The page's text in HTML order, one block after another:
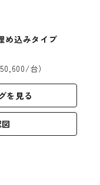
込みタイプ
台）
を見る